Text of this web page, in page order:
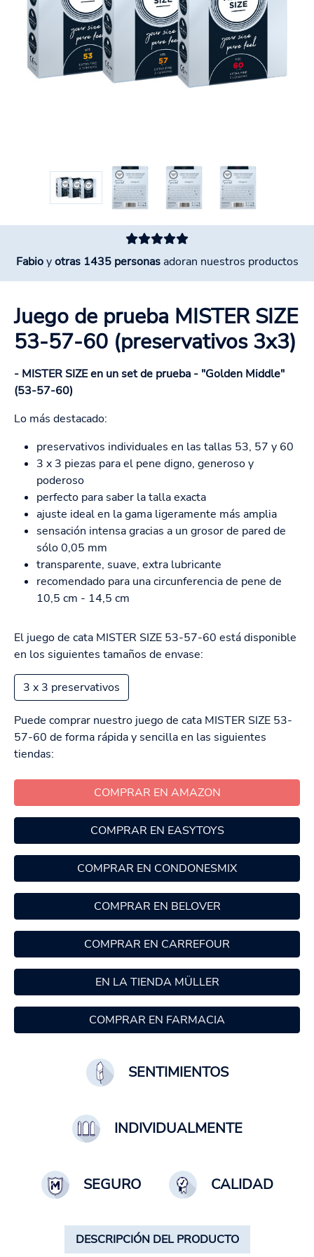
Fabioyotras 1435 personasadoran nuestros productos
Juego de prueba MISTER SIZE
53-57-60 (preservativos 3x3)
- MISTER SIZE en un set de prueba - "Golden Middle"
(53-57-60)
Lo más destacado:
preservativos individuales en las tallas 53, 57 y 60
3 x 3 piezas para el pene digno, generoso y
poderoso
perfecto para saber la talla exacta
ajuste ideal en la gama ligeramente más amplia
sensación intensa gracias a un grosor de pared de
sólo 0,05 mm
transparente, suave, extra lubricante
recomendado para una circunferencia de pene de
10,5 cm - 14,5 cm
El juego de cata MISTER SIZE 53-57-60 está disponible
en los siguientes tamaños de envase:
3 x 3 preservativos
Puede comprar nuestro juego de cata MISTER SIZE 53-
57-60 de forma rápida y sencilla en las siguientes
tiendas:
COMPRAR EN AMAZON
COMPRAR EN EASYTOYS
COMPRAR EN CONDONESMIX
COMPRAR EN BELOVER
COMPRAR EN CARREFOUR
EN LA TIENDA MÜLLER
COMPRAR EN FARMACIA
SENTIMIENTOS
INDIVIDUALMENTE
SEGURO CALIDAD
DESCRIPCIÓN DEL PRODUCTO